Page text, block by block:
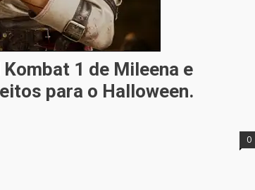
1 de Mileena e
para o Halloween.
0